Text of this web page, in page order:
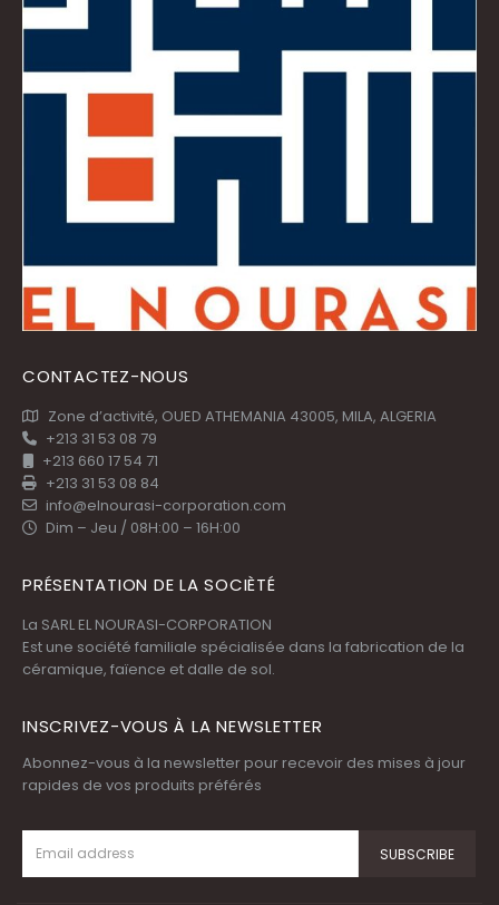
CONTACTEZ-NOUS
Zone d’activité, OUED ATHEMANIA 43005, MILA, ALGERIA
+213 31 53 08 79
+213 660 17 54 71
+213 31 53 08 84
info@elnourasi-corporation.com
Dim – Jeu / 08H:00 – 16H:00
PRÉSENTATION DE LA SOCIÈTÉ
La SARL EL NOURASI-CORPORATION
Est une société familiale spécialisée dans la fabrication de la
céramique, faïence et dalle de sol.
INSCRIVEZ-VOUS À LA NEWSLETTER
Abonnez-vous à la newsletter pour recevoir des mises à jour
rapides de vos produits préférés